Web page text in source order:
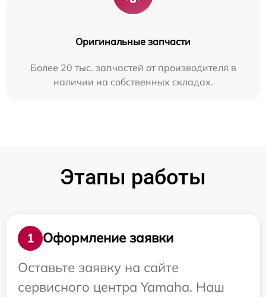
Оригинальные запчасти
Более 20 тыс. запчастей от производителя в
наличии на собственных складах.
Этапы работы
1
Оформление заявки
Оставьте заявку на сайте
сервисного центра Yamaha. Наш